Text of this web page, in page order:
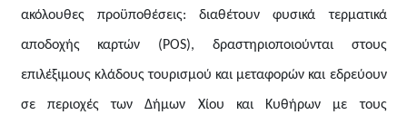
ακόλουθες προϋποθέσεις: διαθέτουν φυσικά τερματικά
αποδοχής καρτών (POS), δραστηριοποιούνται στους
επιλέξιμους κλάδους τουρισμού και μεταφορών και εδρεύουν
σε περιοχές των Δήμων Χίου και Κυθήρων με τους